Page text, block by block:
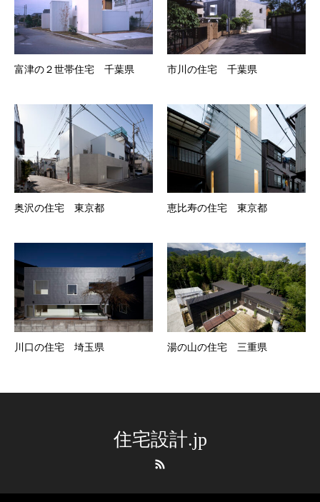
富津の２世帯住宅 千葉県 市川の住宅 千葉県
奥沢の住宅 東京都 恵比寿の住宅 東京都
川口の住宅 埼玉県 湯の山の住宅 三重県
住宅設計.jp